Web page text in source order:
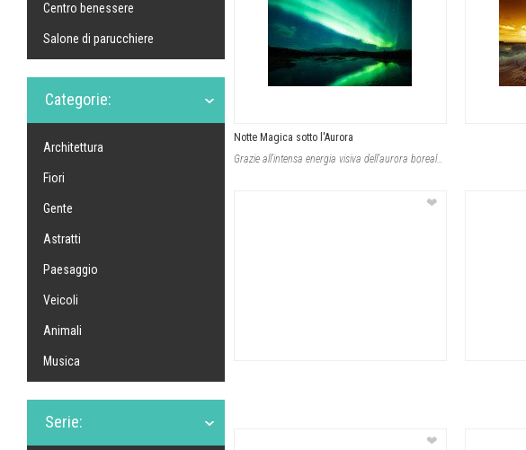
Centro benessere
Salone di parucchiere
Categorie:
Architettura
Fiori
Gente
Astratti
Paesaggio
Veicoli
Animali
Musica
Serie:
Notte Magica sotto l'Aurora
Grazie all'intensa energia visiva dell'aurora boreale che danza sopra un paesagg
❤
❤